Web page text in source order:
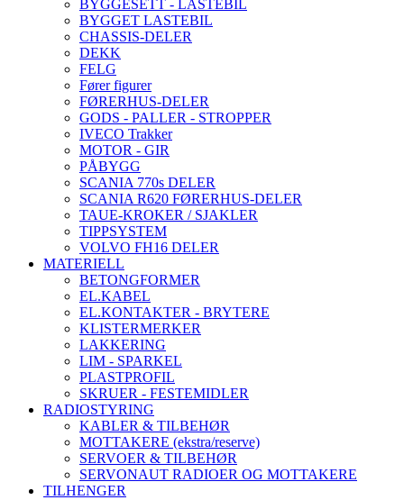
BYGGESETT - LASTEBIL
BYGGET LASTEBIL
CHASSIS-DELER
DEKK
FELG
Fører figurer
FØRERHUS-DELER
GODS - PALLER - STROPPER
IVECO Trakker
MOTOR - GIR
PÅBYGG
SCANIA 770s DELER
SCANIA R620 FØRERHUS-DELER
TAUE-KROKER / SJAKLER
TIPPSYSTEM
VOLVO FH16 DELER
MATERIELL
BETONGFORMER
EL.KABEL
EL.KONTAKTER - BRYTERE
KLISTERMERKER
LAKKERING
LIM - SPARKEL
PLASTPROFIL
SKRUER - FESTEMIDLER
RADIOSTYRING
KABLER & TILBEHØR
MOTTAKERE (ekstra/reserve)
SERVOER & TILBEHØR
SERVONAUT RADIOER OG MOTTAKERE
TILHENGER